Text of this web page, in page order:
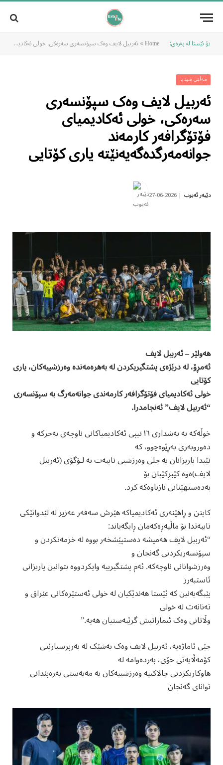
تۆ ئێستا لە پەرەی: Home
» ئەربیل لایف وەک سپۆنسەری سەرەکی، خولی ئەکادیمیای فۆتۆگرافەر کارمەند جوانەمەرگدەگەیەنێتە یاری کۆتایی
مەڵتی میدیا
ئەربیل لایف وەک سپۆنسەری
سەرەکی، خولی ئەکادیمیای
فۆتۆگرافەر کارمەند
جوانەمەرگدەگەیەنێتە یاری کۆتایی
دێبەر ئەیوب 2026-06-27
هەولێر – ئەربیل لایف
ئەمڕۆ، لە درێژەی پشتگیریکردن لە بەهرەمەندە وەرزشییەکان، یاری
کۆتایی
خولی ئەکادیمیای فۆتۆگرافەر کارمەندی جوانەمەرگ بە سپۆنسەری
“ئەربیل لایف” ئەنجامدرا.
خوڵەکە بە بەشداری ١٦ تیپی ئەکادیمیاکانی ناوچەی بەحرکە و
دەوروبەری بەڕێوەچوو، کە
تێیدا یاریزانان بە جلی وەرزشیی تایبەت بە لۆگۆی (ئەربیل
لایف)ەوە کێبڕکێیان بۆ
بەدەستهێنانی نازناوەکە کرد.
کاپتن و ڕاهێنەری ئەکادیمیاکە هێرش سەفەر عەزیز لە لێدوانێکی
تایبەتدا بۆ ماڵپەڕەکەمان ڕایگەیاند:
“ئەربیل لایف هەمیشە دەستپێشخەر بووە لە خزمەتکردن و
سپۆنسەریکردنی گەنجان و
وەرزشوانانی ناوچەکە. ئەم پشتگیرییە وایکردووە بتوانین یاریزانی
ئاستبەرز
پێبگەیەنین کە ئێستا هەندێکیان لە خولی ئەستێرەکانی عێراق و
تەنانەت لە خولی
وڵاتانی وەک ئیماراتیش گرێبەستیان هەیە.”
جێی ئاماژەیە، ئەربیل لایف وەک بەشێک لە بەرپرسیارێتی
کۆمەڵایەتی خۆی، بەردەوامە لە
هاوکاریکردنی چالاکییە وەرزشییەکان بە مەبەستی پەرەپێدانی
توانای گەنجان